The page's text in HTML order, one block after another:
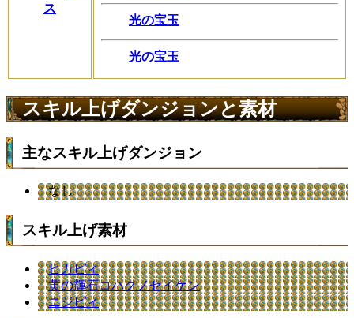
ス
光の宝玉
光の宝玉
スキル上げダンジョンと素材
主なスキル上げダンジョン
なし
スキル上げ素材
ヒカピィ
黄の輝石コハクノセイケン
ニジピィ